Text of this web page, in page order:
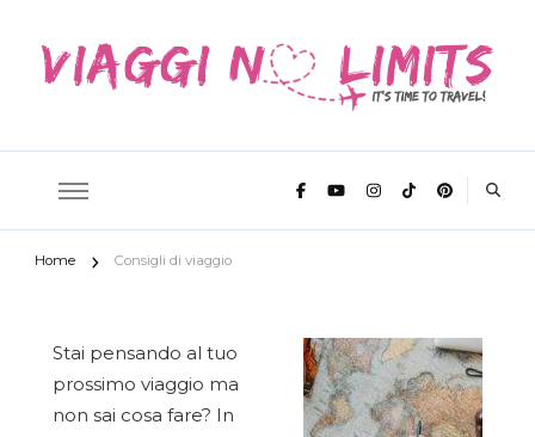
Viaggi No
Limits
Home Consigli di viaggio
Stai pensando al tuo
prossimo viaggio ma
non sai cosa fare? In